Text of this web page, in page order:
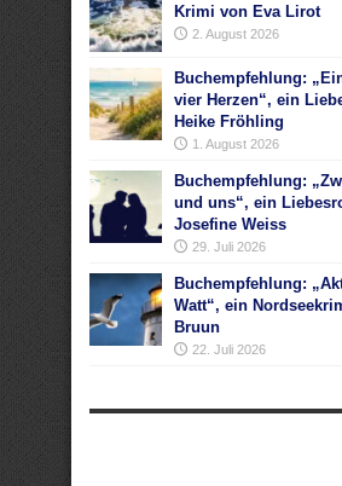
Krimi von Eva Lirot
2. August 2026
Buchempfehlung:
vier Herzen“, ein
Heike Fröhling
1. August 2026
Buchempfehlung:
und uns“, ein
Josefine Weiss
29. Juli 2026
Buchempfehlung:
Watt“, ein
Bruun
22. Juli 2026